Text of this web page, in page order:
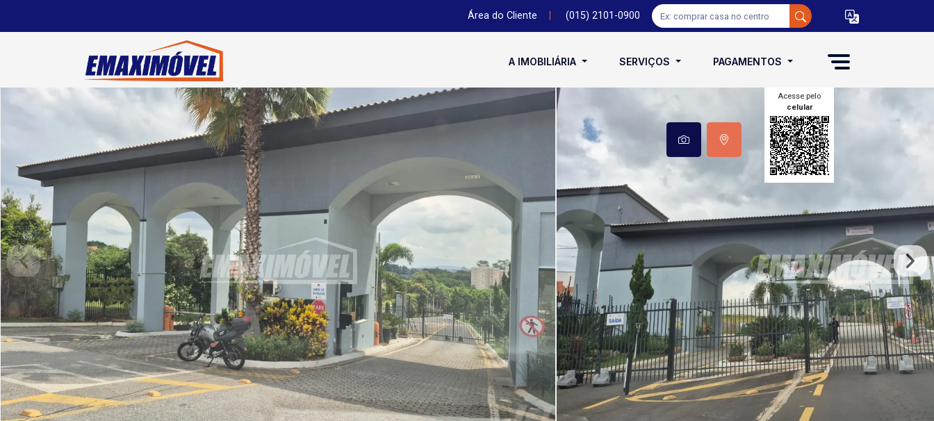
Área do Cliente (015) 2101-0900
A IMOBILIÁRIA SERVIÇOS PAGAMENTOS
Acesse pelo
celular